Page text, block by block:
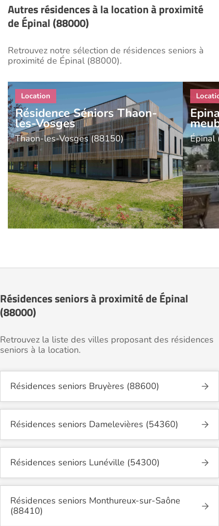
Autres résidences à la location à proximité
de Épinal (88000)
Retrouvez notre sélection de résidences seniors à
proximité de Épinal (88000).
Résidence Séniors Thaon-
les-Vosges
Thaon-les-Vosges (88150) Épinal
Résidences seniors à proximité de Épinal
(88000)
Retrouvez la liste des villes proposant des résidences
seniors à la location.
Résidences seniors Bruyères (88600)
Résidences seniors Damelevières (54360)
Résidences seniors Lunéville (54300)
Résidences seniors Monthureux-sur-Saône
(88410)